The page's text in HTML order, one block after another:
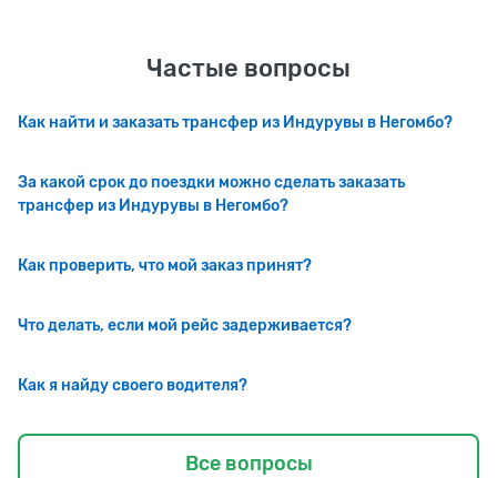
Частые вопросы
Как найти и заказать трансфер из Индурувы в Негомбо?
За какой срок до поездки можно сделать заказать
трансфер из Индурувы в Негомбо?
Как проверить, что мой заказ принят?
Что делать, если мой рейс задерживается?
Как я найду своего водителя?
Все вопросы